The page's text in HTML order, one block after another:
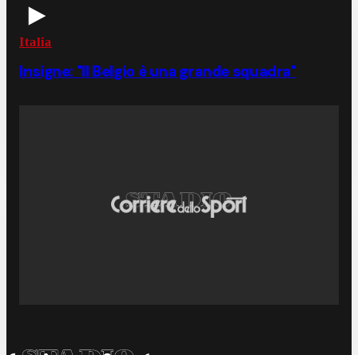
Italia
Insigne: "Il Belgio è una grande squadra"